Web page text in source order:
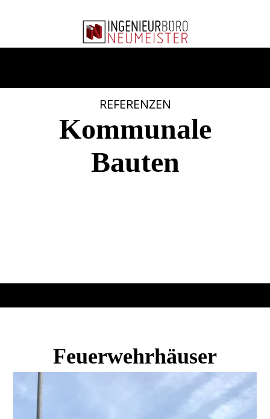
REFERENZEN
Kommunale
Bauten
Feuerwehrhäuser